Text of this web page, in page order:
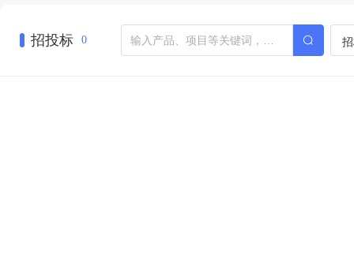
招投标 0